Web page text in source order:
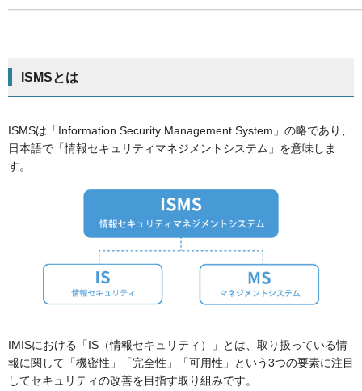
ISMSとは
ISMSは「Information Security Management System」の略であり、
日本語で「情報セキュリティマネジメントシステム」を意味しま
す。
IMISにおける「IS（情報セキュリティ）」とは、取り扱っている情
報に関して「機密性」「完全性」「可用性」という3つの要素に注目
してセキュリティの改善を目指す取り組みです。